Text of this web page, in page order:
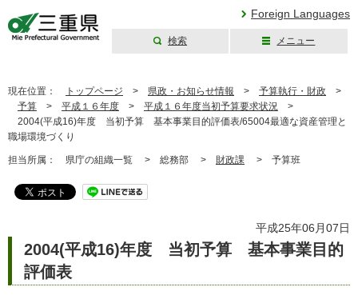
Foreign Languages
検索 メニュー
現在位置： トップページ > 県政・お知らせ情報 > 予算執行・財政 >
予算 > 平成１６年度 > 平成１６年度当初予算要求状況 >
2004(平成16)年度 当初予算 基本事業目的評価表/65004最適な資産管理と
職場環境づくり
担当所属： 県庁の組織一覧 > 総務部 > 財政課 > 予算班
平成25年06月07日
2004(平成16)年度 当初予算 基本事業目的
評価表